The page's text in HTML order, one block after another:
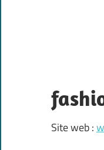
Site web :